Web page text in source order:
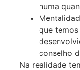
numa
que
conselho
Na realidade